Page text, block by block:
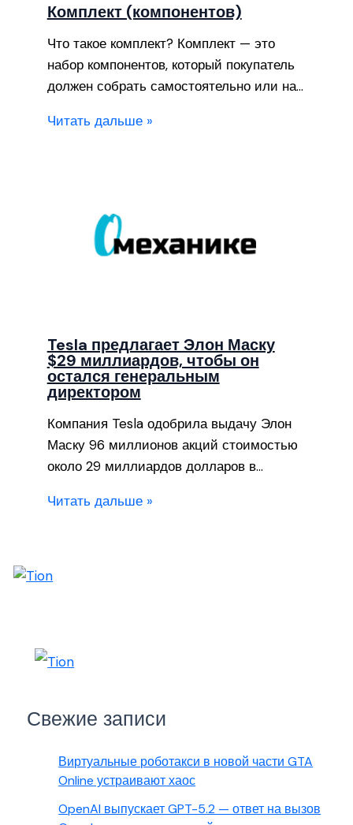
Комплект (компонентов)
Что такое комплект? Комплект — это
набор компонентов, который покупатель
должен собрать самостоятельно или на…
Читать дальше »
Tesla предлагает Элон Маску
$29 миллиардов, чтобы он
остался генеральным
директором
Компания Tesla одобрила выдачу Элон
Маску 96 миллионов акций стоимостью
около 29 миллиардов долларов в…
Читать дальше »
Свежие записи
Виртуальные роботакси в новой части GTA
Online устраивают хаос
OpenAI выпускает GPT-5.2 — ответ на вызов